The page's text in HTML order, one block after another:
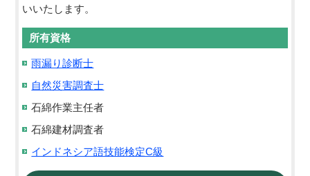
いいたします。
所有資格
雨漏り診断士
自然災害調査士
石綿作業主任者
石綿建材調査者
インドネシア語技能検定C級